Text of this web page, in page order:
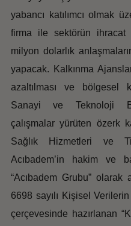
yabancı katılımcı olmak
firma ile sektörün ihracat
milyon dolarlık
yapacak. Kalkınma
azaltılması ve bölgesel
Sanayi ve Teknoloji
çalışmalar yürüten özerk
Sağlık Hizmetleri ve
Acıbadem’in hakim ve
“Acıbadem Grubu” olarak
6698 sayılı Kişisel
çerçevesinde hazırlanan